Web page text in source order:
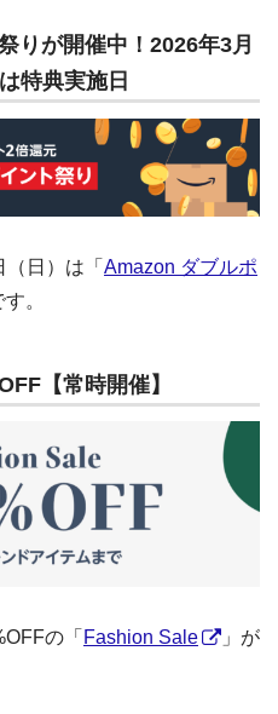
りが開催中！2026年3月
特典実施日
日）は「 Amazon ダブルポ
。
【常時開催】
の「 Fashion Sale
」が